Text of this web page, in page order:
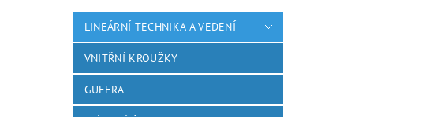
LINEÁRNÍ TECHNIKA A VEDENÍ
VNITŘNÍ KROUŽKY
GUFERA